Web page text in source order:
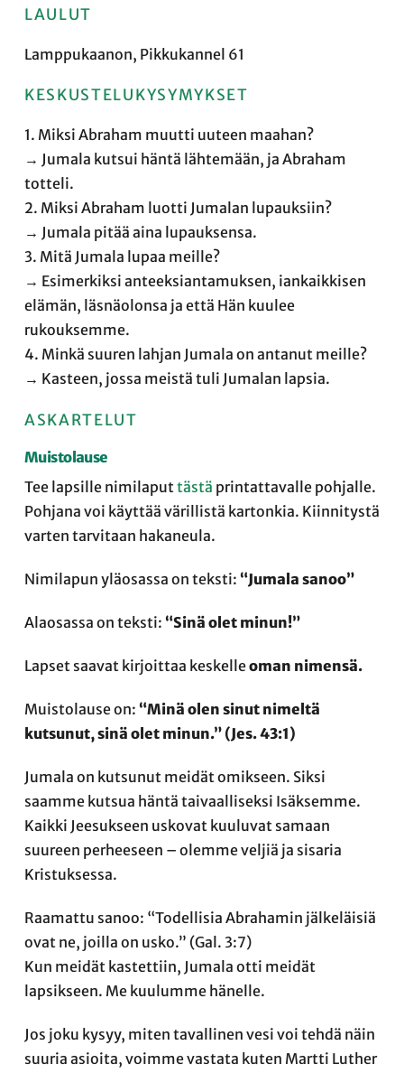
LAULUT
Lamppukaanon, Pikkukannel 61
KESKUSTELUKYSYMYKSET
1. Miksi Abraham muutti uuteen maahan?
→ Jumala kutsui häntä lähtemään, ja Abraham
totteli.
2. Miksi Abraham luotti Jumalan lupauksiin?
→ Jumala pitää aina lupauksensa.
3. Mitä Jumala lupaa meille?
→ Esimerkiksi anteeksiantamuksen, iankaikkisen
elämän, läsnäolonsa ja että Hän kuulee
rukouksemme.
4. Minkä suuren lahjan Jumala on antanut meille?
→ Kasteen, jossa meistä tuli Jumalan lapsia.
ASKARTELUT
Muistolause
Tee lapsille nimilaputtästä printattavalle pohjalle.
Pohjana voi käyttää värillistä kartonkia. Kiinnitystä
varten tarvitaan hakaneula.
Nimilapun yläosassa on teksti: “Jumala sanoo”
Alaosassa on teksti: “Sinä olet minun!”
Lapset saavat kirjoittaa keskelleoman nimensä.
Muistolause on: “Minä olen sinut nimeltä
kutsunut, sinä olet minun.” (Jes. 43:1)
Jumala on kutsunut meidät omikseen. Siksi
saamme kutsua häntä taivaalliseksi Isäksemme.
Kaikki Jeesukseen uskovat kuuluvat samaan
suureen perheeseen – olemme veljiä ja sisaria
Kristuksessa.
Raamattu sanoo: “Todellisia Abrahamin jälkeläisiä
ovat ne, joilla on usko.” (Gal. 3:7)
Kun meidät kastettiin, Jumala otti meidät
lapsikseen. Me kuulumme hänelle.
Jos joku kysyy, miten tavallinen vesi voi tehdä näin
suuria asioita, voimme vastata kuten Martti Luther